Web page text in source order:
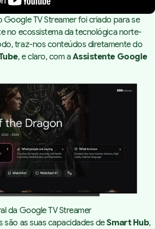
Google TV Streamer foi criado para se
no ecossistema da tecnológica norte-
traz-nos conteúdos diretamente do
, e claro, com aAssistente Google
da Google TV Streamer
são as suas capacidades deSmart Hub,